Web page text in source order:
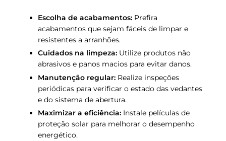
Escolha de acabamentos: Prefira
acabamentos que sejam fáceis de limpar e
resistentes a arranhões.
Cuidados na limpeza: Utilize produtos não
abrasivos e panos macios para evitar danos.
Manutenção regular: Realize inspeções
periódicas para verificar o estado das vedantes
e do sistema de abertura.
Maximizar a eficiência: Instale películas de
proteção solar para melhorar o desempenho
energético.